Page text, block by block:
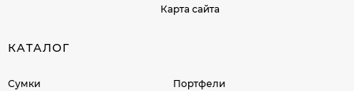
Карта сайта
КАТАЛОГ
Сумки
Портфели